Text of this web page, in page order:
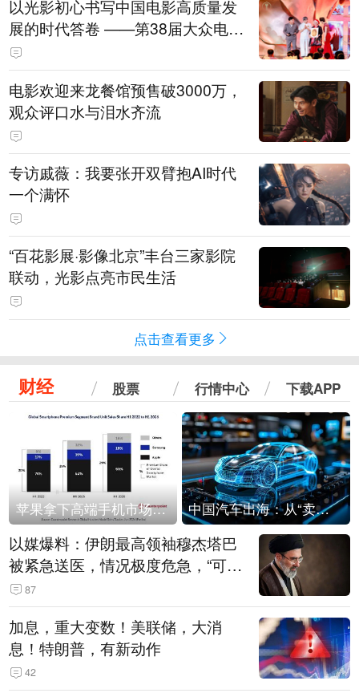
以光影初心书写中国电影高质量发
展的时代答卷 ——第38届大众电影
百花奖系列活动开幕晚会综述
电影欢迎来龙餐馆预售破3000万，
观众评口水与泪水齐流
专访戚薇：我要张开双臂抱AI时代
一个满怀
“百花影展·影像北京”丰台三家影院
联动，光影点亮市民生活
点击查看更多
财经 股票 行情中心 下载APP
苹果拿下高端手机市场65%的份额：iPhone 17系列功不可没 中国汽车出海：从“卖出去”到“走进去”
以媒爆料：伊朗最高领袖穆杰塔巴
被紧急送医，情况极度危急，“可能
随时会死去”
87
加息，重大变数！美联储，大消
息！特朗普，有新动作
42